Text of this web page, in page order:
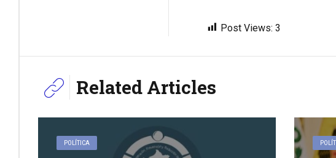
Post Views: 3
Related Articles
POLÍTICA